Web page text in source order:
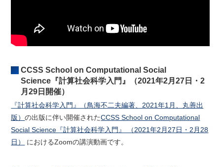
CCSS School on Computational Social
Science『計算社会科学入門』（2021年2月27日・2
月29日開催）
『計算社会科学入門』（鳥海不二夫編著、2021年1月、丸善出
版）の出版に伴い開催されたCCSS School on Computational
Social Science『計算社会科学入門』 （2021年2月27日・2月28
日）
におけるZoomの講演動画です。